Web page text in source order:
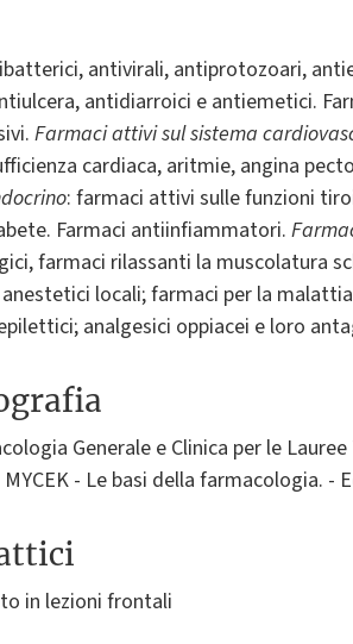
antivirali, antiprotozoari,
antidiarroici e antiemetici.
Farmaci attivi sul sistema
cardiaca, aritmie, angina
: farmaci attivi sulle funzioni
Farmaci antiinfiammatori.
farmaci rilassanti la muscolatura
locali; farmaci per la
analgesici oppiacei e loro
Generale e Clinica per le
MYCEK - Le basi della farmacologia. -
in lezioni frontali